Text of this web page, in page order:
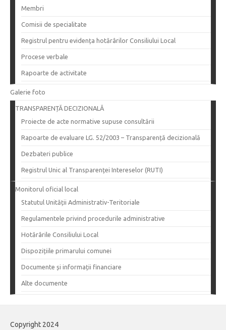
Membri
Comisii de specialitate
Registrul pentru evidența hotărârilor Consiliului Local
Procese verbale
Rapoarte de activitate
Galerie foto
TRANSPARENȚĂ DECIZIONALĂ
Proiecte de acte normative supuse consultării
Rapoarte de evaluare LG. 52/2003 – Transparență decizională
Dezbateri publice
Registrul Unic al Transparenței Intereselor (RUTI)
Monitorul oficial local
Statutul Unității Administrativ-Teritoriale
Regulamentele privind procedurile administrative
Hotărârile Consiliului Local
Dispozițiile primarului comunei
Documente și informații financiare
Alte documente
Copyright 2024